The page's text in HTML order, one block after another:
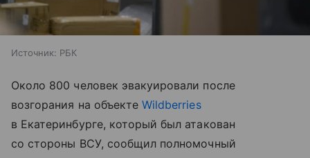
Источник: РБК
Около 800 человек эвакуировали после
возгорания на объектеWildberries
в Екатеринбурге, который был атакован
со стороны ВСУ, сообщил полномочный